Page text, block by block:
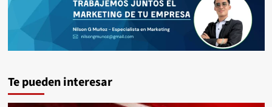
Te pueden interesar